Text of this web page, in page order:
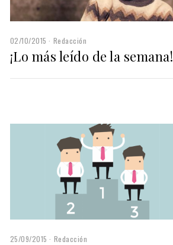
02/10/2015 Redacción
¡Lo más leído de la semana!
25/09/2015 Redacción